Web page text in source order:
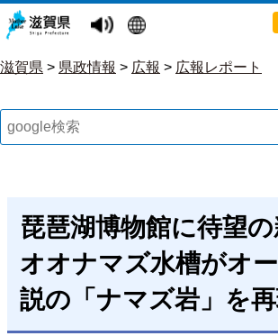
滋賀県 > 県政情報 > 広報 > 広報レポート
琵琶湖博物館に待望
オオナマズ水槽がオ
説の「ナマズ岩」を